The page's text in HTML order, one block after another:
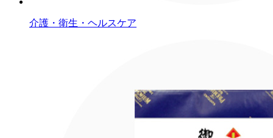
介護・衛生・ヘルスケア